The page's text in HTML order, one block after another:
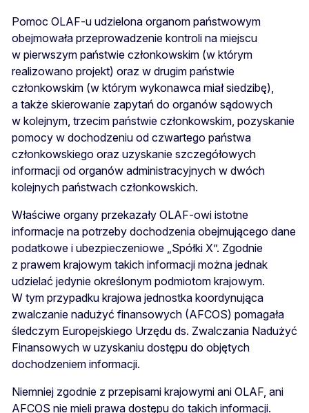
Pomoc OLAF-u udzielona organom państwowym
obejmowała przeprowadzenie kontroli na miejscu
w pierwszym państwie członkowskim (w którym
realizowano projekt) oraz w drugim państwie
członkowskim (w którym wykonawca miał siedzibę),
a także skierowanie zapytań do organów sądowych
w kolejnym, trzecim państwie członkowskim, pozyskanie
pomocy w dochodzeniu od czwartego państwa
członkowskiego oraz uzyskanie szczegółowych
informacji od organów administracyjnych w dwóch
kolejnych państwach członkowskich.
Właściwe organy przekazały OLAF-owi istotne
informacje na potrzeby dochodzenia obejmującego dane
podatkowe i ubezpieczeniowe „Spółki X”. Zgodnie
z prawem krajowym takich informacji można jednak
udzielać jedynie określonym podmiotom krajowym.
W tym przypadku krajowa jednostka koordynująca
zwalczanie nadużyć finansowych (AFCOS) pomagała
śledczym Europejskiego Urzędu ds. Zwalczania Nadużyć
Finansowych w uzyskaniu dostępu do objętych
dochodzeniem informacji.
Niemniej zgodnie z przepisami krajowymi ani OLAF, ani
AFCOS nie mieli prawa dostępu do takich informacji.